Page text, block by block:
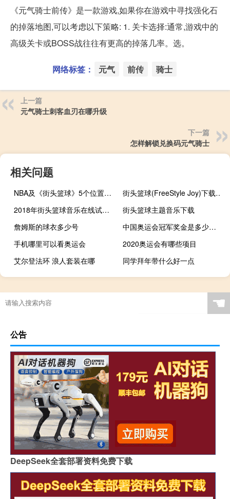
《元气骑士前传》是一款游戏,如果你在游戏中寻找强化石
的掉落地图,可以考虑以下策略: 1. 关卡选择:通常,游戏中的
高级关卡或BOSS战往往有更高的掉落几率。选。
网络标签： 元气 前传 骑士
上一篇
元气骑士刺客血刃在哪升级
下一篇
怎样解锁兑换码元气骑士
相关问题
NBA及《街头篮球》5个位置的详细介绍
街头篮球(FreeStyle Joy)下载(电脑、安卓和IOS所有版本)
2018年街头篮球音乐在线试听及下载
街头篮球主题音乐下载
詹姆斯的球衣多少号
中国奥运会冠军奖金是多少美元
手机哪里可以看奥运会
2020奥运会有哪些项目
艾尔登法环 浪人套装在哪
同学拜年带什么好一点
消逝的光芒游戏名字的意思
足球场加跑道面积多少平方米
热血传奇无极盾哪里
☚
公告
DeepSeek全套部署资料免费下载